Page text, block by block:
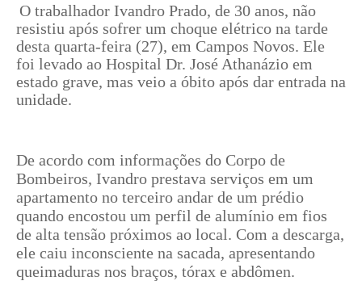
O trabalhador Ivandro Prado, de 30 anos, não
resistiu após sofrer um choque elétrico na tarde
desta quarta-feira (27), em Campos Novos. Ele
foi levado ao Hospital Dr. José Athanázio em
estado grave, mas veio a óbito após dar entrada na
unidade.
De acordo com informações do Corpo de
Bombeiros, Ivandro prestava serviços em um
apartamento no terceiro andar de um prédio
quando encostou um perfil de alumínio em fios
de alta tensão próximos ao local. Com a descarga,
ele caiu inconsciente na sacada, apresentando
queimaduras nos braços, tórax e abdômen.